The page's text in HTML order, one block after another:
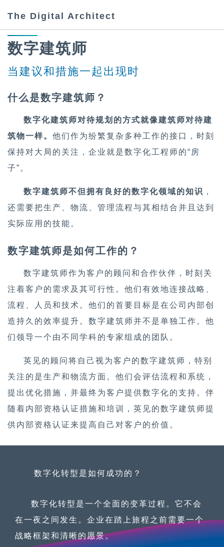
The Digital Architect
数字建筑师
当建议和措施一起出现时
什么是数字建筑师？
数字化建筑师对待规划的方式就像建筑师对待建
筑物一样。 他们作为纷繁复杂多种工作的接口，时刻
保持对大局的关注，企业就是数字化工程师的“房
子”。
数字建筑师不但拥有良好的数字化领域的知识 ，
还需要把生产、物流、管理流程与其相结合并且达到
实际应用的技能。
数字建筑师是如何工作的？
数字建筑师作为客户的顾问和合作伙伴，时刻关
注着客户的需求及其可行性。他们有效地连接战略、
流程、人员和技术。他们的首要目标是在公司内部创
造持久的效率提升。数字建筑师并不是单独工作。他
们领导一个由不同学科的专家组成的团队。
英见的顾问将自己视为客户的数字建筑师，特别
关注的是生产和物流方面。他们会评估流程和系统，
提出优化措施，并最终为客户提供数字化的支持。伴
随着内部资格认证措施和培训，英见的数字建筑师提
供内部资格认证来提高自己对客户的价值。
数字化转型是如何成功的？
数字化转型是一个全面的变革过程。它不会
在一夜之间发生。企业在踏上旅程之前需要一个
战略框架和清晰的愿景。